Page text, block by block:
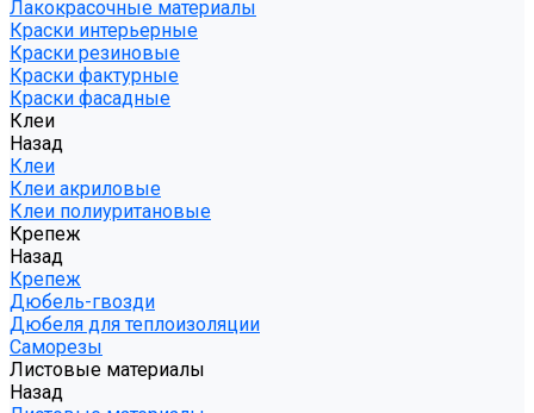
Лакокрасочные материалы
Краски интерьерные
Краски резиновые
Краски фактурные
Краски фасадные
Клеи
Назад
Клеи
Клеи акриловые
Клеи полиуритановые
Крепеж
Назад
Крепеж
Дюбель-гвозди
Дюбеля для теплоизоляции
Саморезы
Листовые материалы
Назад